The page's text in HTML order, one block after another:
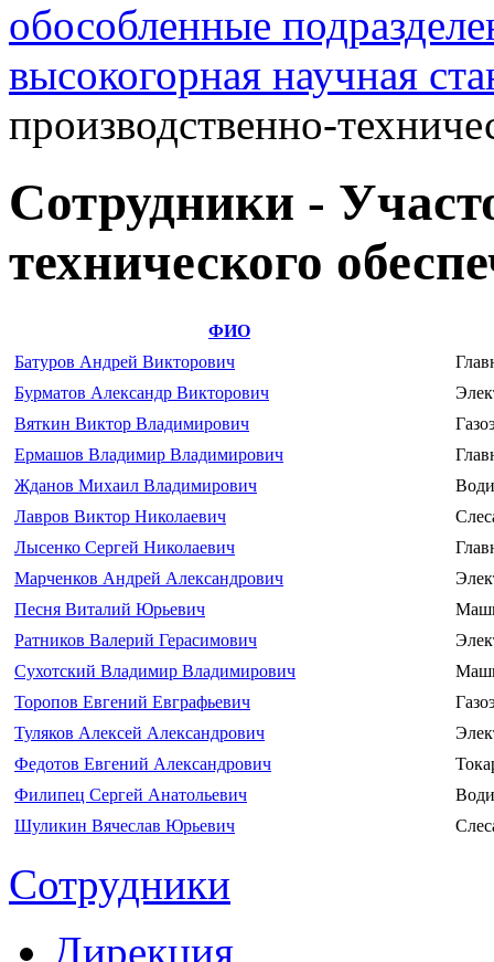
обособленные
высокогорная научная
производственно-
Сотрудники -
технического
ФИО
Батуров Андрей Викторович
Бурматов Александр Викторович
Вяткин Виктор Владимирович
Ермашов Владимир Владимирович
Жданов Михаил Владимирович
Лавров Виктор Николаевич
Лысенко Сергей Николаевич
Марченков Андрей Александрович
Песня Виталий Юрьевич
Ратников Валерий Герасимович
Сухотский Владимир Владимирович
Торопов Евгений Евграфьевич
Туляков Алексей Александрович
Федотов Евгений Александрович
Филипец Сергей Анатольевич
Шуликин Вячеслав Юрьевич
Сотрудники
Дирекция